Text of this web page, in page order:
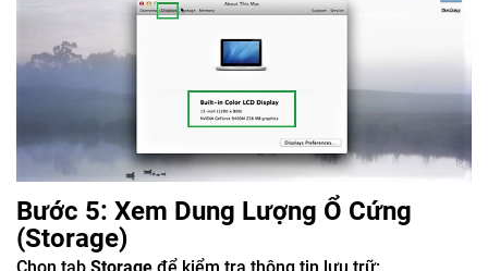
Bước 5: Xem Dung Lượng Ổ Cứng
(Storage)